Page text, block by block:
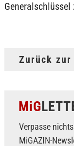
Zurück
MiG
Verpasse
MiGAZIN-